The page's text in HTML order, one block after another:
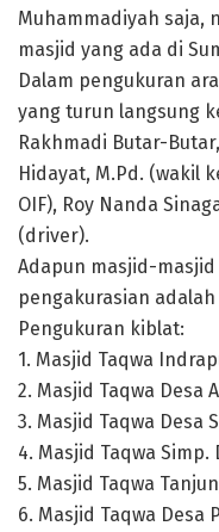
Muhammadiyah saja,
masjid yang ada di
Dalam pengukuran
yang turun langsung
Rakhmadi Butar-
Hidayat, M.Pd. (wakil
OIF), Roy Nanda
(driver).
Adapun masjid-
pengakurasian
Pengukuran kiblat:
1. Masjid Taqwa
2. Masjid Taqwa Desa
3. Masjid Taqwa Desa
4. Masjid Taqwa
5. Masjid Taqwa
6. Masjid Taqwa